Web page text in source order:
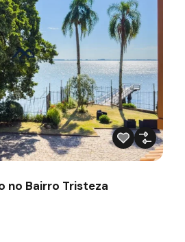
no Bairro Tristeza